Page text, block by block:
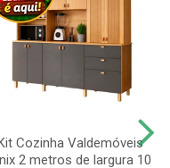
Cozinha Valdemóveis
2 metros de largura 10